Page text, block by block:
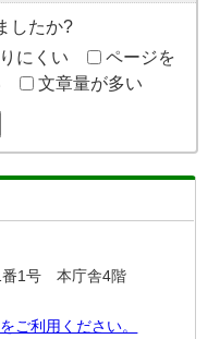
したか?
にくい
ページを
文章量が多い
番1号 本庁舎4階
ご利用ください。